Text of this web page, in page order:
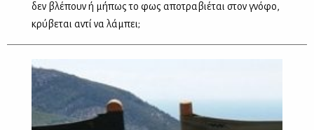
δεν βλέπουν ή μήπως το φως αποτραβιέται στον γνόφο,
κρύβεται αντί να λάμπει;